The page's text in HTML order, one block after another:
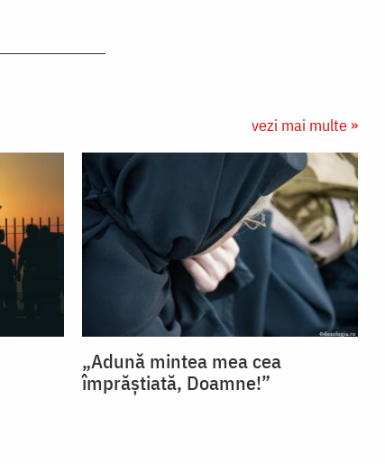
vezi mai multe »
„Adună mintea mea cea
împrăștiată, Doamne!”